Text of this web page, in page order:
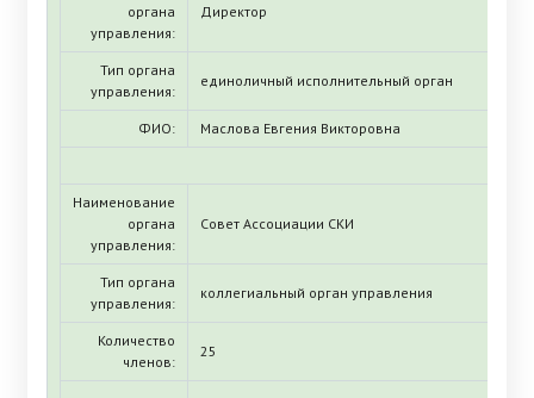
органа
управления:
Директор
Тип органа
управления:
единоличный исполнительный орган
ФИО: Маслова Евгения Викторовна
Наименование
органа
управления:
Совет Ассоциации СКИ
Тип органа
управления:
коллегиальный орган управления
Количество
членов:
25